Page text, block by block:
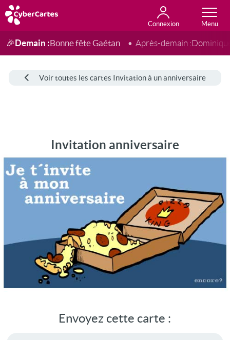
Connexion
Anniversaire
Fête du jour
Amour
Amitié
Merci
Toutes les cartes
🎉Demain :Bonne fête Gaétan Après-demain :
Voir toutes les cartes Invitation à un anniversaire
Invitation anniversaire
Envoyez cette carte :